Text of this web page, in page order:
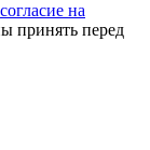
согласие на
принять перед